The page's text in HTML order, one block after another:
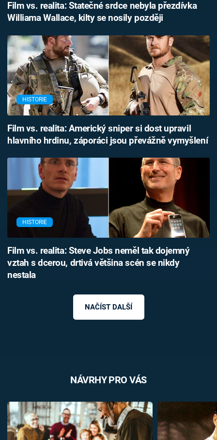
Film vs. realita: Statečné srdce nebyla přezdívka
Williama Wallace, kilty se nosily později
HISTORIE
Film vs. realita: Americký sniper si dost upravil
hlavního hrdinu, záporáci jsou převážně vymyšlení
HISTORIE
Film vs. realita: Steve Jobs neměl tak dojemný
vztah s dcerou, drtivá většina scén se nikdy
nestala
NAČÍST DALŠÍ
NÁVRHY PRO VÁS